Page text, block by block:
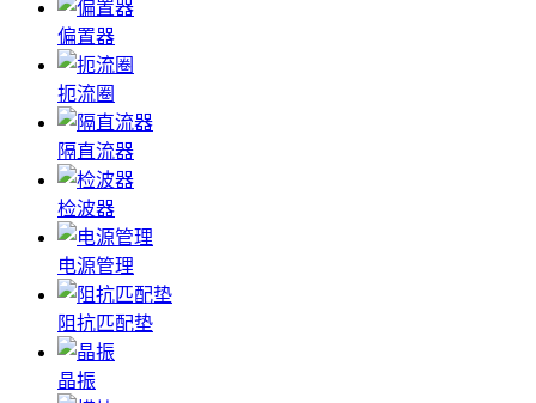
偏置器
扼流圈
隔直流器
检波器
电源管理
阻抗匹配垫
晶振